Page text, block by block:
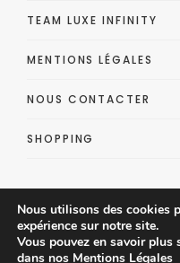
TEAM LUXE INFINITY
MENTIONS LÉGALES
NOUS CONTACTER
SHOPPING
Nous utilisons des cookies
expérience sur notre site.
Vous pouvez en savoir
dans nos Mentions Légales